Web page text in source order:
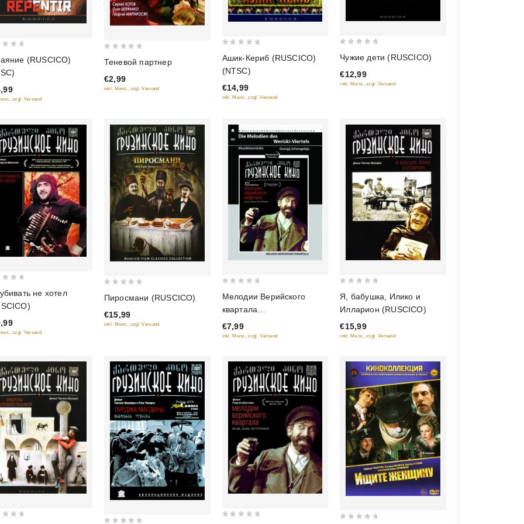
(RUSCICO)
zzgl. Versand
of
5
Теневой партнер
€2,99
inkl. Mwst., zzgl. Versand
of
5
Ашик-Кериб (RUSCICO)
(NTSC)
€14,99
inkl. Mwst., zzgl. Versand
out
of
5
Чужие дети (RUSCICO)
€12,99
inkl. Mwst., zzgl. Versand
не хотел
zzgl. Versand
out
of
5
Пиросмани (RUSCICO)
€15,99
inkl. Mwst., zzgl. Versand
of
5
Мелодии Верийского
квартала
(Реставрированная
версия) (Diamant)
€7,99
inkl. Mwst., zzgl. Versand
out
of
5
Я, бабушка, Илико и
Илларион (RUSCICO)
€15,99
inkl. Mwst., zzgl. Versand